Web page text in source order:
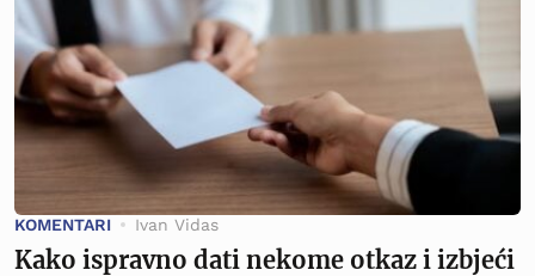
KOMENTARI Ivan Vidas
Kako ispravno dati nekome otkaz i izbjeći